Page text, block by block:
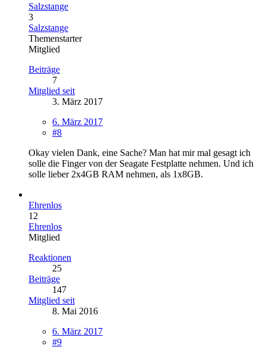
Salzstange
3
Salzstange
Themenstarter
Mitglied
Beiträge
7
Mitglied seit
3. März 2017
6. März 2017
#8
Okay vielen Dank, eine Sache? Man hat mir mal gesagt ich
solle die Finger von der Seagate Festplatte nehmen. Und ich
solle lieber 2x4GB RAM nehmen, als 1x8GB.
Ehrenlos
12
Ehrenlos
Mitglied
Reaktionen
25
Beiträge
147
Mitglied seit
8. Mai 2016
6. März 2017
#9